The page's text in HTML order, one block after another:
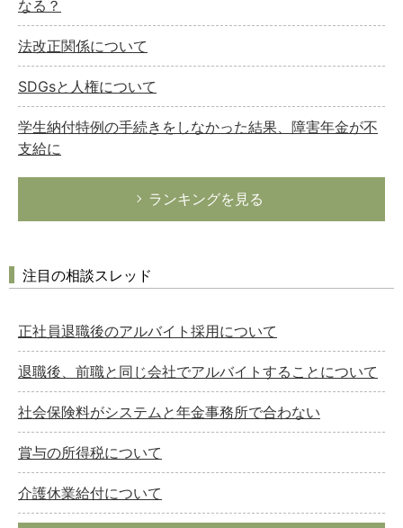
なる？
法改正関係について
SDGsと人権について
学生納付特例の手続きをしなかった結果、障害年金が不
支給に
ランキングを見る
注目の相談スレッド
正社員退職後のアルバイト採用について
退職後、前職と同じ会社でアルバイトすることについて
社会保険料がシステムと年金事務所で合わない
賞与の所得税について
介護休業給付について